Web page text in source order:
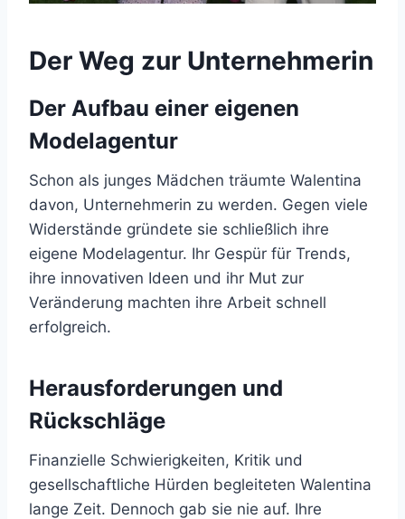
Der Weg zur Unternehmerin
Der Aufbau einer eigenen
Modelagentur
Schon als junges Mädchen träumte Walentina
davon, Unternehmerin zu werden. Gegen viele
Widerstände gründete sie schließlich ihre
eigene Modelagentur. Ihr Gespür für Trends,
ihre innovativen Ideen und ihr Mut zur
Veränderung machten ihre Arbeit schnell
erfolgreich.
Herausforderungen und
Rückschläge
Finanzielle Schwierigkeiten, Kritik und
gesellschaftliche Hürden begleiteten Walentina
lange Zeit. Dennoch gab sie nie auf. Ihre